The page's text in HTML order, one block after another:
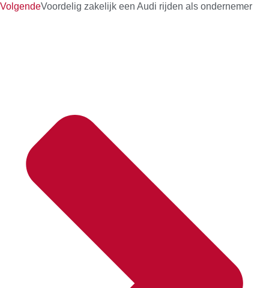
VolgendeVoordelig zakelijk een Audi rijden als ondernemer